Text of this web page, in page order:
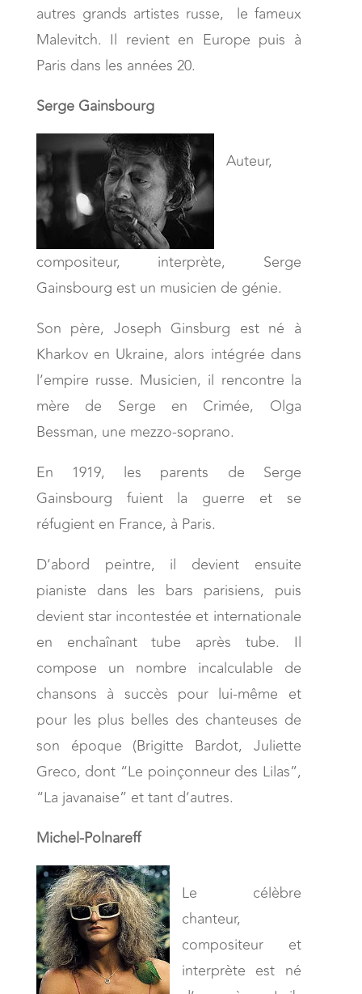
autres grands artistes russe, le fameux
Malevitch. Il revient en Europe puis à
Paris dans les années 20.
Serge Gainsbourg
Auteur,
compositeur, interprète, Serge
Gainsbourg est un musicien de génie.
Son père, Joseph Ginsburg est né à
Kharkov en Ukraine, alors intégrée dans
l’empire russe. Musicien, il rencontre la
mère de Serge en Crimée, Olga
Bessman, une mezzo-soprano.
En 1919, les parents de Serge
Gainsbourg fuient la guerre et se
réfugient en France, à Paris.
D’abord peintre, il devient ensuite
pianiste dans les bars parisiens, puis
devient star incontestée et internationale
en enchaînant tube après tube. Il
compose un nombre incalculable de
chansons à succès pour lui-même et
pour les plus belles des chanteuses de
son époque (Brigitte Bardot, Juliette
Greco, dont “Le poinçonneur des Lilas”,
“La javanaise” et tant d’autres.
Michel-Polnareff
Le célèbre
chanteur,
compositeur et
interprète est né